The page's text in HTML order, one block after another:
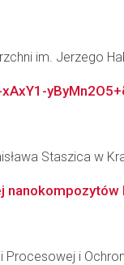
im. Jerzego
Staszica w
Procesowej i